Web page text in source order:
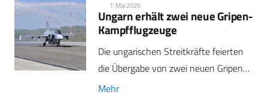
1. Mai 2026
Ungarn erhält zwei neue Gripen-
Kampfflugzeuge
Die ungarischen Streitkräfte feierten
die Übergabe von zwei neuen Gripen…
Mehr